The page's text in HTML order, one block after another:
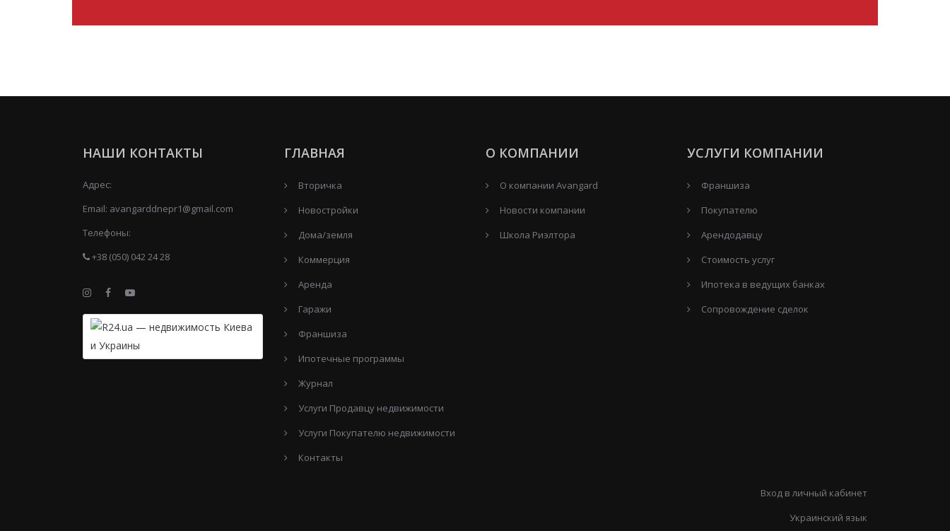
НАШИ КОНТАКТЫ
Адрес:
Email: avangarddnepr1@gmail.com
Телефоны:
+38 (050) 042 24 28
ГЛАВНАЯ
Вторичка
Новостройки
Дома/земля
Коммерция
Аренда
Гаражи
Франшиза
Ипотечные программы
Журнал
Услуги Продавцу недвижимости
Услуги Покупателю недвижимости
Контакты
О КОМПАНИИ
О компании Avangard
Новости компании
Школа Риэлтора
УСЛУГИ КОМПАНИИ
Франшиза
Покупателю
Арендодавцу
Стоимость услуг
Ипотека в ведущих банках
Сопровождение сделок
Вход в личный кабинет
Украинский язык